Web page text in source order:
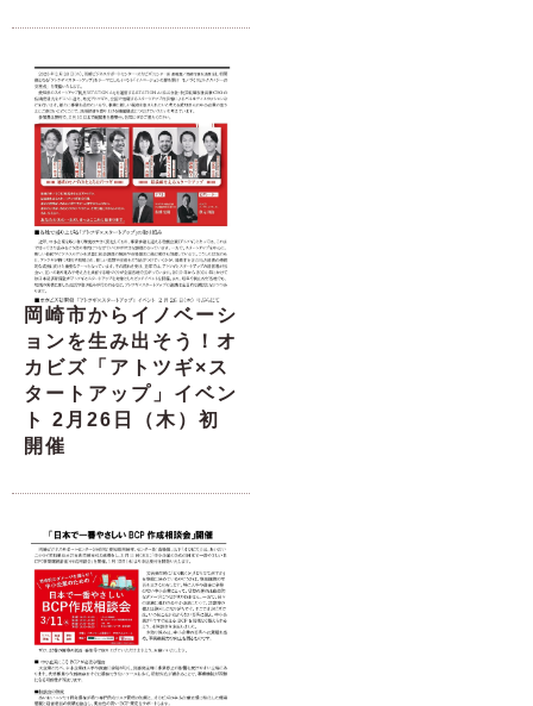
岡崎市からイノベーシ
ョンを生み出そう！オ
カビズ「アトツギ×ス
タートアップ」イベン
ト 2月26日（木）初
開催